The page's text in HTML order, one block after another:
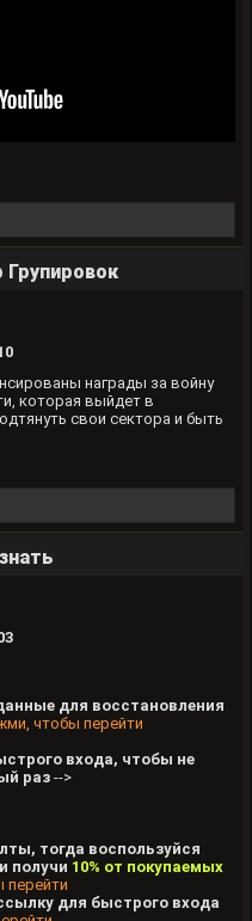
награды за войну
которая выйдет в
свои сектора и быть
для восстановления
чтобы перейти
входа, чтобы не
раз -->
тогда воспользуйся
получи 10% от покупаемых
перейти
для быстрого входа